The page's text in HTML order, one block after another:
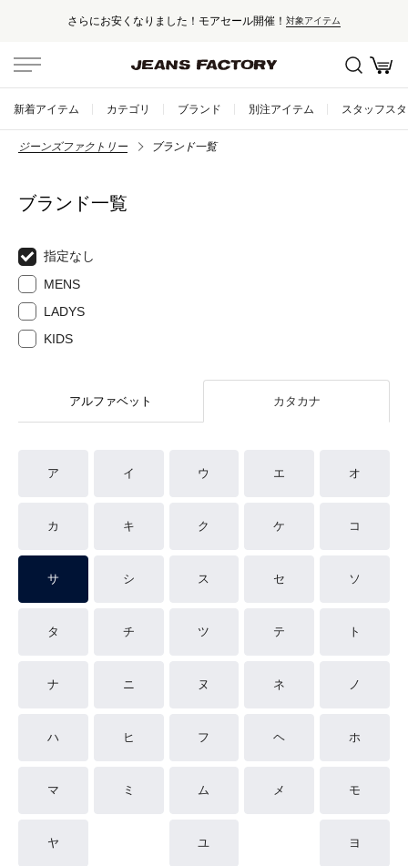
さらにお安くなりました！モアセール開催！ 対象アイテム
新着アイテム カテゴリ ブランド 別注アイテム スタッフス
ジーンズファクトリー ブランド一覧
ブランド一覧
指定なし
MENS
LADYS
KIDS
アルファベット カタカナ
ア イ ウ エ オ
カ キ ク ケ コ
サ シ ス セ ソ
タ チ ツ テ ト
ナ ニ ヌ ネ ノ
ハ ヒ フ ヘ ホ
マ ミ ム メ モ
ヤ ユ ヨ